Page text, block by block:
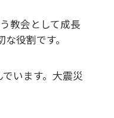
教会として成長
役割です。
います。大震災